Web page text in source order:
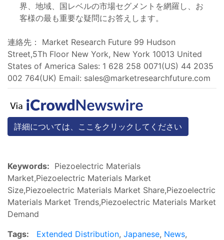
界、地域、国レベルの市場セグメントを網羅し、お
客様の最も重要な疑問にお答えします。
連絡先： Market Research Future 99 Hudson
Street,5Th Floor New York, New York 10013 United
States of America Sales: 1 628 258 0071(US) 44 2035
002 764(UK) Email: sales@marketresearchfuture.com
詳細については、ここをクリックしてください
Keywords: Piezoelectric Materials
Market,Piezoelectric Materials Market
Size,Piezoelectric Materials Market Share,Piezoelectric
Materials Market Trends,Piezoelectric Materials Market
Demand
Tags:
Extended Distribution, Japanese, News,